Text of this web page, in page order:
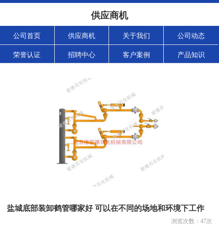
供应商机
公司首页 供应商机 关于我们 公司动态
荣誉认证 招聘中心 客户案例 产品知识
盐城底部装卸鹤管哪家好 可以在不同的场地和环境下工作
浏览次数： 47次